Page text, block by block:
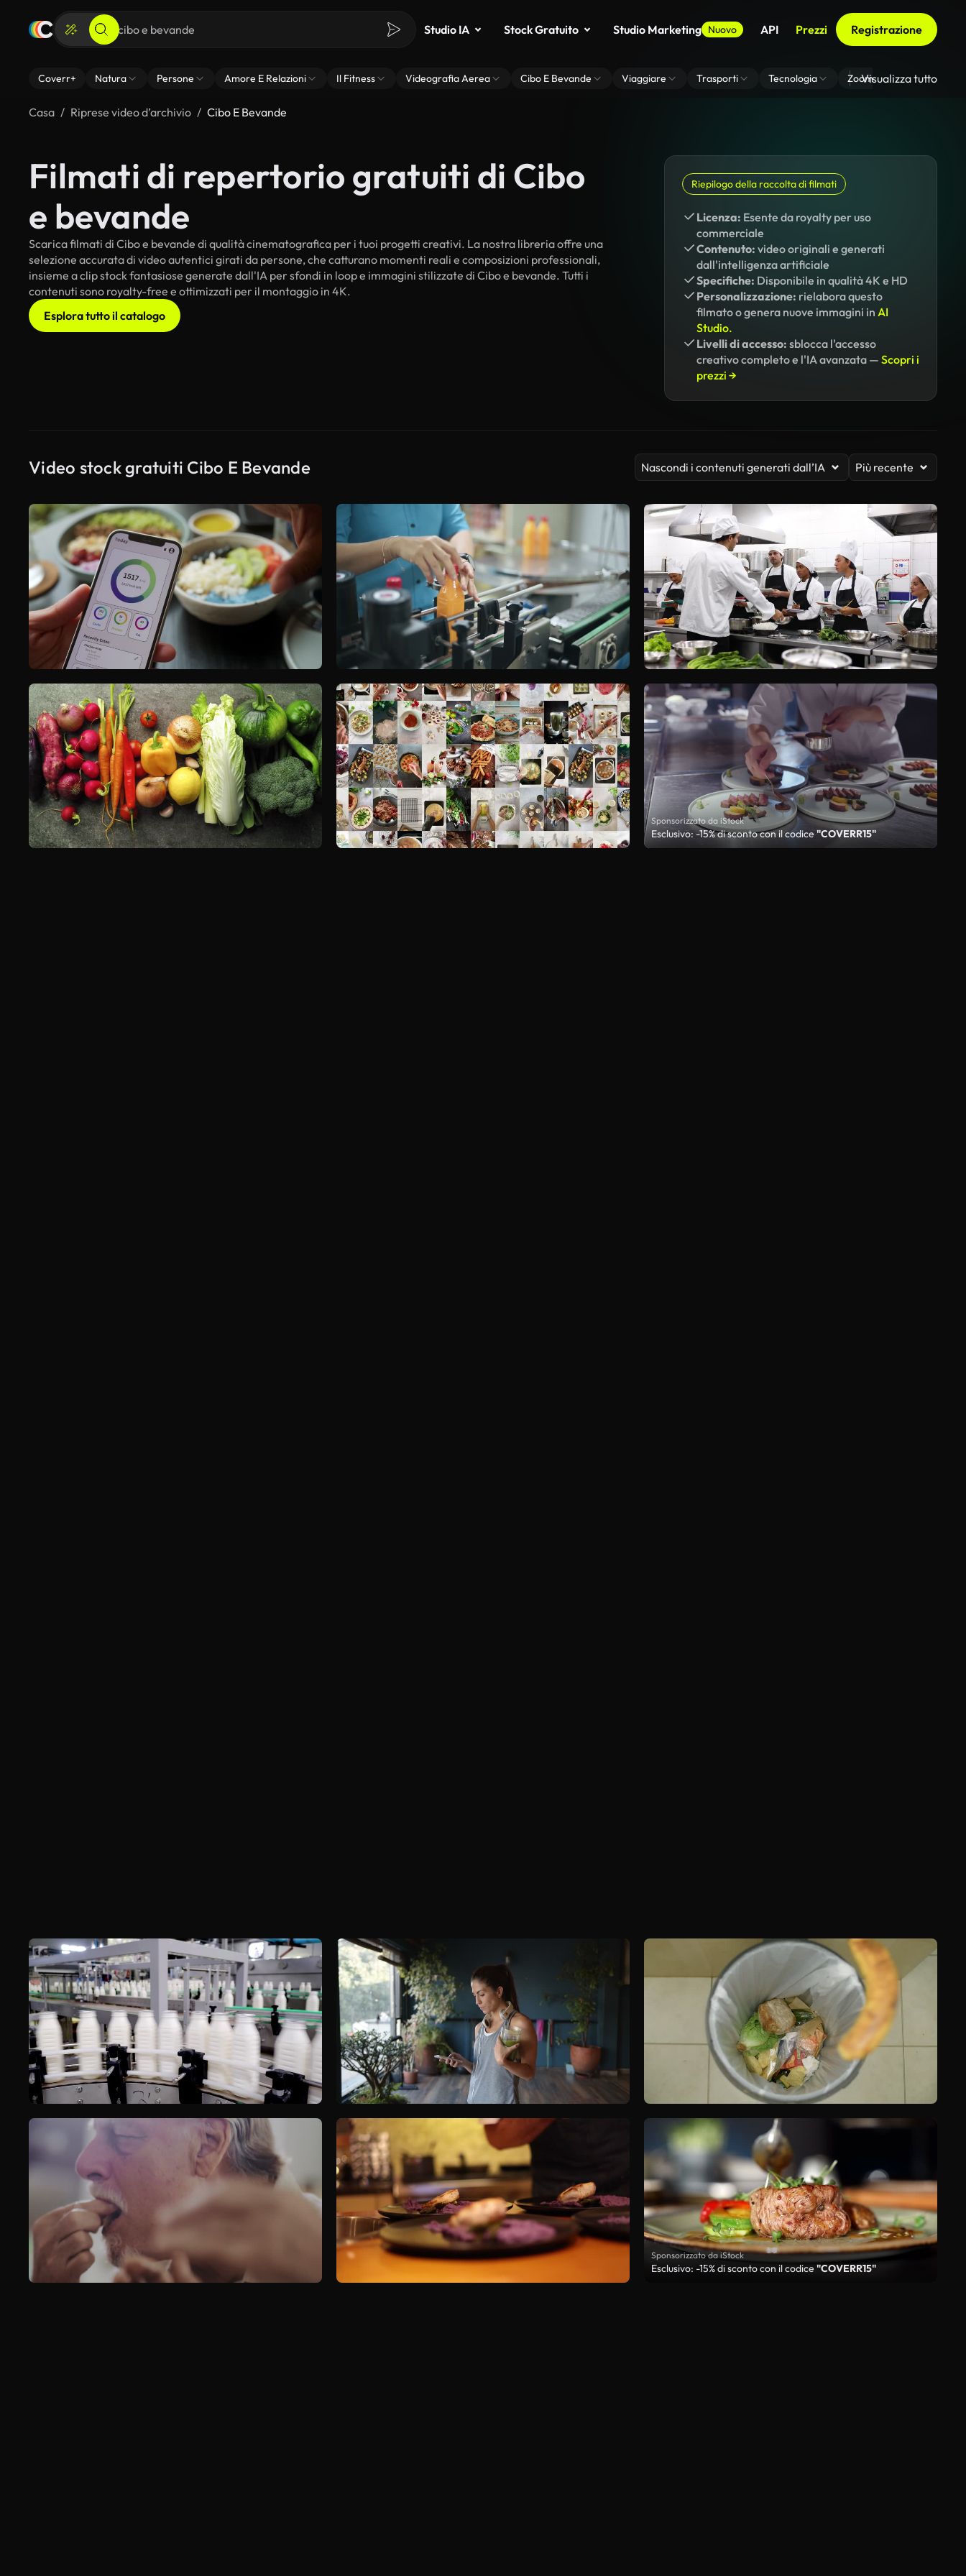
Studio IA Stock Gratuito Studio Marketing Nuovo API Prezzi Registrazione
Coverr+ Natura Persone Amore E Relazioni Il Fitness Videografia Aerea Cibo E Bevande Viaggiare Trasporti Tecnologia Zoom Di Sfondo Virtuale
Visualizza tutto
Casa Riprese video d’archivio Cibo E Bevande
Filmati di repertorio gratuiti di Cibo
e bevande
Scarica filmati di Cibo e bevande di qualità cinematografica per i tuoi progetti creativi. La nostra libreria offre una
selezione accurata di video autentici girati da persone, che catturano momenti reali e composizioni professionali,
insieme a clip stock fantasiose generate dall'IA per sfondi in loop e immagini stilizzate di Cibo e bevande. Tutti i
contenuti sono royalty-free e ottimizzati per il montaggio in 4K.
Esplora tutto il catalogo
Riepilogo della raccolta di filmati
Licenza: Esente da royalty per uso
commerciale
Contenuto: video originali e generati
dall'intelligenza artificiale
Specifiche: Disponibile in qualità 4K e HD
Personalizzazione: rielabora questo
filmato o genera nuove immagini in AI
Studio.
Livelli di accesso: sblocca l'accesso
creativo completo e l'IA avanzata — Scopri i
prezzi →
Video stock gratuiti Cibo E Bevande Nascondi i contenuti generati dall’IA Più recente
Sponsorizzato da iStock
Esclusivo: -15% di sconto con il codice "COVERR15"
Sponsorizzato da iStock
Esclusivo: -15% di sconto con il codice "COVERR15"